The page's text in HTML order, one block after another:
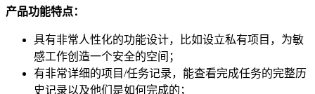
产品功能特点：
具有非常人性化的功能设计，比如设立私有项目，为敏
感工作创造一个安全的空间；
有非常详细的项目/任务记录，能查看完成任务的完整历
史记录以及他们是如何完成的；